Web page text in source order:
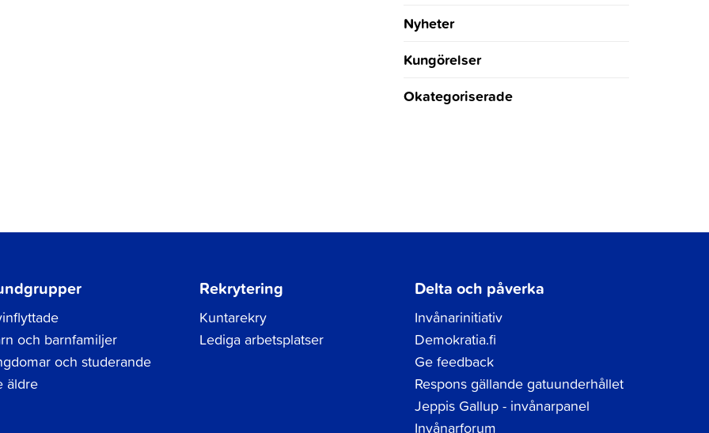
Nyheter
Kungörelser
Okategoriserade
och barnfamiljer
och studerande
äldre
Rekrytering
Kuntarekry
Lediga arbetsplatser
Delta och påverka
Invånarinitiativ
Demokratia.fi
Ge feedback
Respons gällande gatuunderhållet
Jeppis Gallup - invånarpanel
Invånarforum